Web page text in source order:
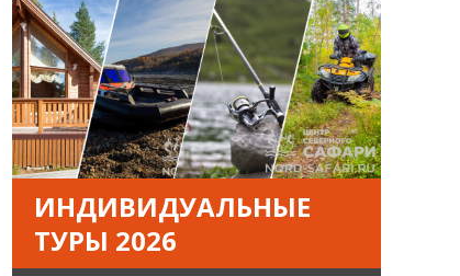
ИНДИВИДУАЛЬНЫЕ
ТУРЫ 2026